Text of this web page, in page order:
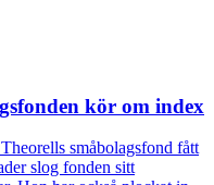
kör om index
småbolagsfond fått
slog fonden sitt